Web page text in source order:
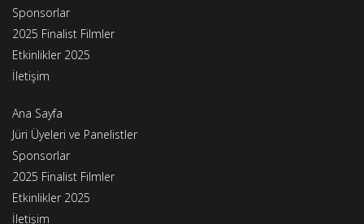
Sponsorlar
2025 Finalist Filmler
Etkinlikler 2025
İletişim
Ana Sayfa
Jüri Üyeleri ve Panelistler
Sponsorlar
2025 Finalist Filmler
Etkinlikler 2025
İletişim